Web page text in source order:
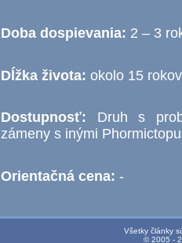
Doba dospievania: 2 – 3
Dĺžka života: okolo 15
Dostupnosť: Druh s
zámeny s inými
Orientačná cena: -
Všetky články
© 2005 -